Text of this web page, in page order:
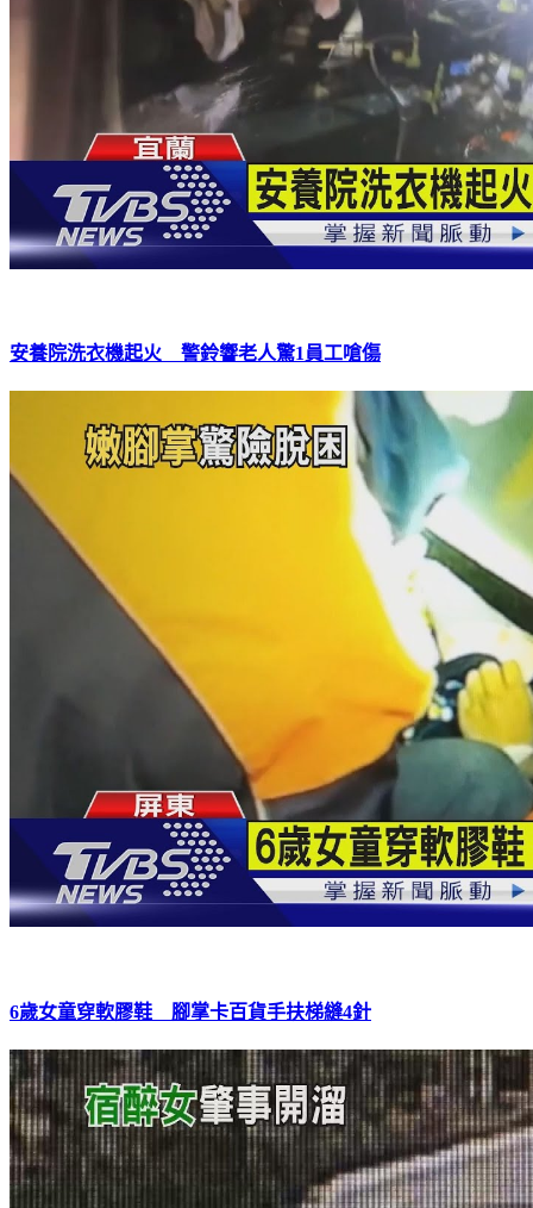
安養院洗衣機起火 警鈴響老人驚1員工嗆傷
6歲女童穿軟膠鞋 腳掌卡百貨手扶梯縫4針